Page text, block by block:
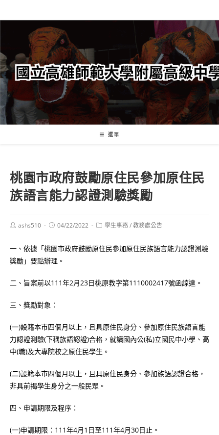
轉
要
內
容
選單
桃園市政府鼓勵原住民參加原住民
族語言能力認證測驗獎勵
Postashs510
Post04/22/2022
Post學生事務/教務處公告
一、依據「桃園市政府鼓勵原住民參加原住民族語言能力認證測驗
獎勵」要點辦理。
二、旨案前以111年2月23日桃原教字第1110002417號函諒達。
三、獎勵對象：
(一)設籍本市四個月以上，且具原住民身分、參加原住民族語言能
力認證測驗(下稱族語認證)合格，就讀國內公(私)立國民中小學、高
中(職)及大專院校之原住民學生。
(二)設籍本市四個月以上，且具原住民身分、參加族語認證合格，
非具前揭學生身分之一般民眾。
四、申請期限及程序：
(一)申請期限：111年4月1日至111年4月30日止。